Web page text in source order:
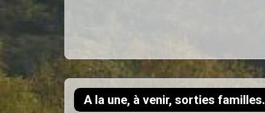
A la une, à venir, sorties familles.